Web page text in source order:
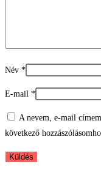
Név *
E-mail *
A nevem, e-mail
következő